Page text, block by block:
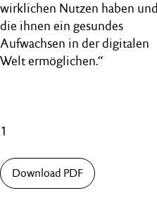
wirklichen Nutzen haben und
die ihnen ein gesundes
Aufwachsen in der digitalen
Welt ermöglichen.“
1
Download PDF